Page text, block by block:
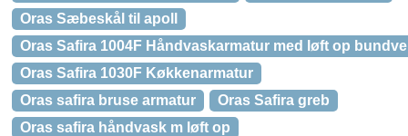
Oras Sæbeskål til apoll
Oras Safira 1004F Håndvaskarmatur med løft op
Oras Safira 1030F Køkkenarmatur
Oras safira bruse armatur
Oras Safira greb
Oras safira håndvask m løft op